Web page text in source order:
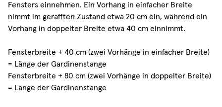
Fensters einnehmen. Ein Vorhang in einfacher Breite
nimmt im gerafften Zustand etwa 20 cm ein, während ein
Vorhang in doppelter Breite etwa 40 cm einnimmt.
Fensterbreite + 40 cm (zwei Vorhänge in einfacher Breite)
= Länge der Gardinenstange
Fensterbreite + 80 cm (zwei Vorhänge in doppelter Breite)
= Länge der Gardinenstange